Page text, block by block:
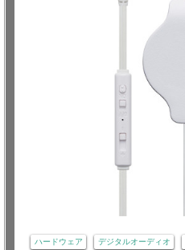
ハードウェア デジタルオーディオ